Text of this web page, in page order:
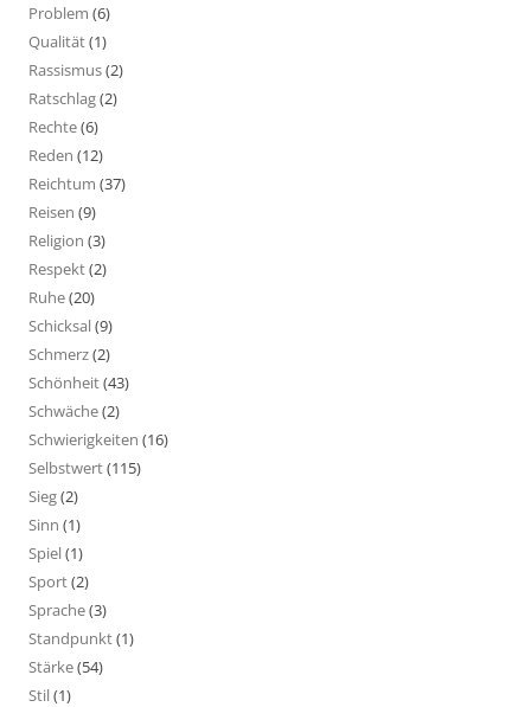
Problem (6)
Qualität(1)
Rassismus(2)
Ratschlag(2)
Rechte(6)
Reden (12)
Reichtum (37)
Reisen (9)
Religion (3)
Respekt(2)
Ruhe(20)
Schicksal(9)
Schmerz(2)
Schönheit(43)
Schwäche(2)
Schwierigkeiten (16)
Selbstwert(115)
Sieg(2)
Sinn (1)
Spiel(1)
Sport(2)
Sprache(3)
Standpunkt(1)
Stärke(54)
Stil(1)